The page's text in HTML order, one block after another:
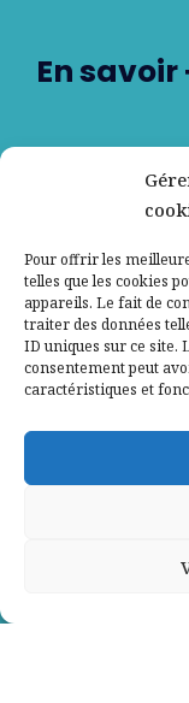
Pour offrir les
telles que les cookies
appareils. Le fait de
traiter des données
ID uniques sur ce site.
consentement peut
caractéristiques et
En savoir
Nos
Contactez-
Mentions